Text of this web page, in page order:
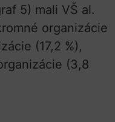
5) mali VŠ al.
organizácie
(17,2 %),
(3,8